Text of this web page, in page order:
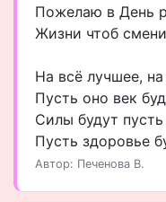
Пожелаю в День
Жизни чтоб
На всё лучшее, на
Пусть оно век
Силы будут
Пусть здоровье
Автор: Печенова В.